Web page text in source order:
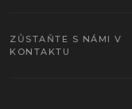
ZŮSTAŇTE S NÁMI V
KONTAKTU